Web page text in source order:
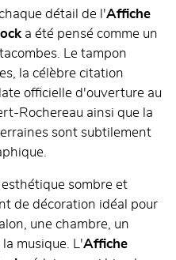
détail de l'Affiche
a été pensé comme un
Le tampon
la célèbre citation
officielle d'ouverture au
Rochereau ainsi que la
sont subtilement
sombre et
de décoration idéal pour
une chambre, un
musique. L'Affiche